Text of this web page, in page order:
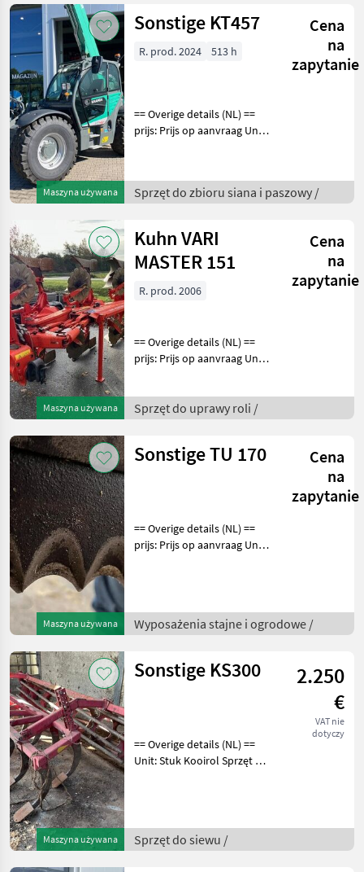
Maszyna używana
Sonstige KT457
Cena
na
zapytanie
R. prod. 2024 513 h
== Overige details (NL) ==
prijs: Prijs op aanvraag Unit:
zbioru siana i paszowy
Sprzęt do zbioru siana i paszowy /
Maszyna używana
Kuhn VARI
MASTER 151
Cena
na
zapytanie
R. prod. 2006
== Overige details (NL) ==
prijs: Prijs op aanvraag Unit:
snijbreedte verstelling
Sprzęt do uprawy roli
Sprzęt do uprawy roli /
Maszyna używana
Sonstige TU 170
Cena
na
zapytanie
== Overige details (NL) ==
prijs: Prijs op aanvraag Unit:
Wyposażenia stajne i ogrodowe /
Maszyna używana
Sonstige KS300
2.250
€
VAT nie
dotyczy
== Overige details (NL) ==
Unit: Stuk Kooirol Sprzęt do
Sprzęt do siewu /